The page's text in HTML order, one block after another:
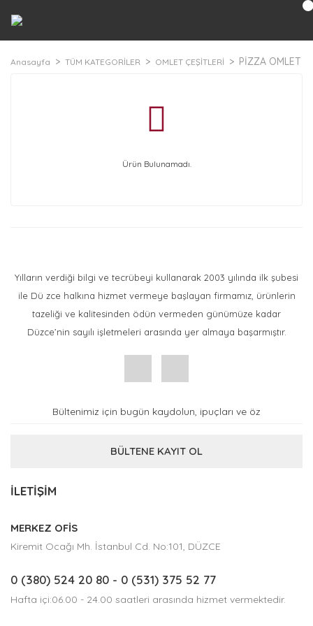
Anasayfa TÜM KATEGORİLER OMLET ÇEŞİTLERİ PİZZA OMLET
Ürün Bulunamadı.
Yılların verdiği bilgi ve tecrübeyi kullanarak 2003 yılında ilk şubesi
ile Dü zce halkına hizmet vermeye başlayan firmamız, ürünlerin
tazeliği ve kalitesinden ödün vermeden günümüze kadar
Düzce’nin sayılı işletmeleri arasında yer almaya başarmıştır.
BÜLTENE KAYIT OL
İLETİŞİM
MERKEZ OFİS
Kiremit Ocağı Mh. İstanbul Cd. No:101, DÜZCE
0 (380) 524 20 80 - 0 (531) 375 52 77
Hafta içi:06.00 - 24.00 saatleri arasında hizmet vermektedir.